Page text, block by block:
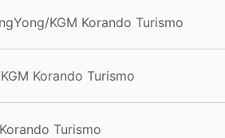
KGM Korando Turismo
Korando Turismo
Turismo